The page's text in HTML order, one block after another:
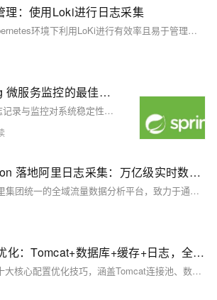
理：使用Loki进行日志采集
通过以上步骤，在Kubernetes环境下利用LoKi进行有效率且易于管理地logs采集变成可能。此外，在实施过程中需要注意版本兼容性问题，并跟进社区最新动态以获取功能更新或安全补丁信息。
日志收集和Spring 微服务监控的最佳实践
在微服务架构中，日志记录与监控对系统稳定性、问题排查和性能优化至关重要。本文介绍了在 Spring 微服务中实现高效日志记录与监控的最佳实践，涵盖日志级别选择、结构化日志、集中记录、服务ID跟踪、上下文信息添加、日志轮转，以及使用 Spring Boot Actuator、Micrometer、Prometheus、Grafana、ELK 堆栈等工具进行监控与可视化。通过这些方法，可提升系统的可观测性与运维效率。
StarRocks+Paimon 落地阿里日志采集：万亿级实时数据秒级查询
A+流量分析平台是阿里集团统一的全域流量数据分析平台，致力于通过埋点、采集、计算构建流量数据闭环，助力业务提升流量转化。面对万亿级日志数据带来的写入与查询挑战，平台采用Flink+Paimon+StarRocks技术方案，实现高吞吐写入与秒级查询，优化存储成本与扩展性，提升日志分析效率。
Spring Boot配置优化：Tomcat+数据库+缓存+日志，全场景教程
本文详解Spring Boot十大核心配置优化技巧，涵盖Tomcat连接池、数据库连接池、Jackson时区、日志管理、缓存策略、异步线程池等关键配置，结合代码示例与通俗解释，助你轻松掌握高并发场景下的性能调优方法，适用于实际项目落地。